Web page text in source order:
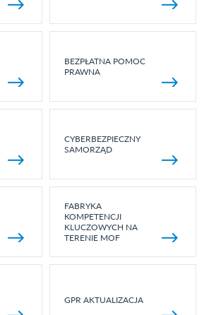
BEZPŁATNA POMOC
PRAWNA
CYBERBEZPIECZNY
SAMORZĄD
FABRYKA
KOMPETENCJI
KLUCZOWYCH NA
TERENIE MOF
GPR AKTUALIZACJA